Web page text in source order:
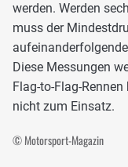
werden. Werden
muss der
Diese Messungen
Flag-to-Flag-
nicht zum Einsatz.
© Motorsport-Magazin